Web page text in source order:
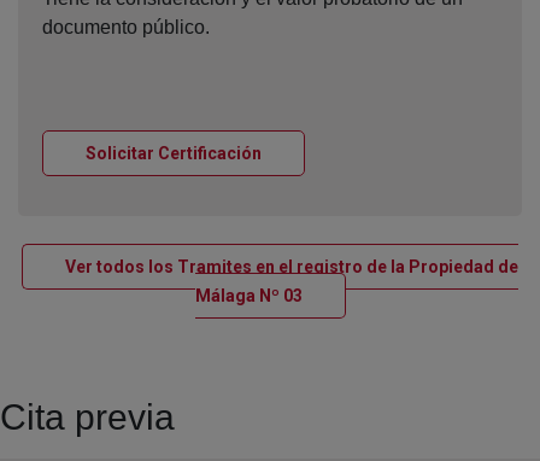
documento público.
Solicitar Certificación
Ver todos los Tramites en el registro de la Propiedad de
Málaga Nº 03Ventana nueva
Cita previa